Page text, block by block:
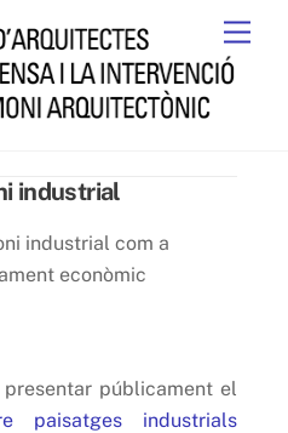
industrial
industrial com a
econòmic
públicament el
paisatges industrials